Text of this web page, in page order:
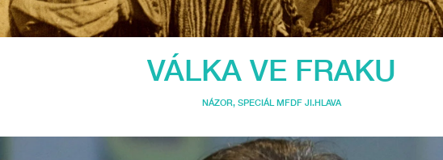
VÁLKA VE FRAKU
NÁZOR, SPECIÁL MFDF JI.HLAVA